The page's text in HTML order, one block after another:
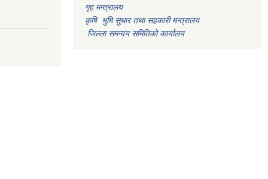
गृह मन्त्रालय
कृषि भुमि सुधार तथा सहकारी मन्त्रालय
जिल्ला समन्वय समितिको कार्यालय